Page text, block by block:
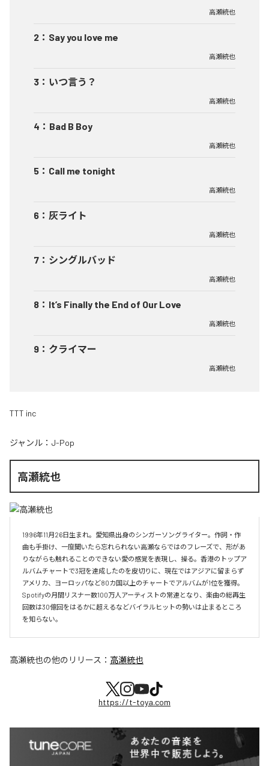
高瀬統也
2 ： Say you love me
高瀬統也
3 ： いつ言う？
高瀬統也
4 ： Bad B Boy
高瀬統也
5 ： Call me tonight
高瀬統也
6 ： 灰ライト
高瀬統也
7 ： シングルバッド
高瀬統也
8 ： It’s Finally the End of Our Love
高瀬統也
9 ： クライマー
高瀬統也
TTT inc
ジャンル： J-Pop
高瀬統也
1996年11月26日生まれ。愛知県出身のシンガーソングライター。作詞・作
曲も手掛け、一度聞いたら忘れられない高瀬ならではのフレーズで、形があ
りながらも触れることのできない愛の感覚を表現し、操る。香港のトップア
ルバムチャートで3冠を達成したのを皮切りに、現在ではアジアに留まらず
アメリカ、ヨーロッパなど80カ国以上のチャートでアルバムが1位を獲得。
Spotifyの月間リスナー数100万人アーティストの常連となり、楽曲の総再生
回数は30億回をはるかに超えるなどバイラルヒットの勢いは止まるところ
を知らない。
高瀬統也の他のリリース： 高瀬統也
https://t-toya.com